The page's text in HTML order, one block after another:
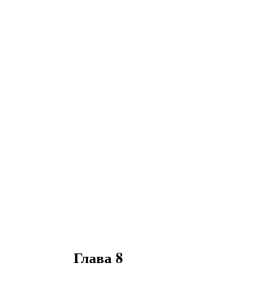
Глава 8